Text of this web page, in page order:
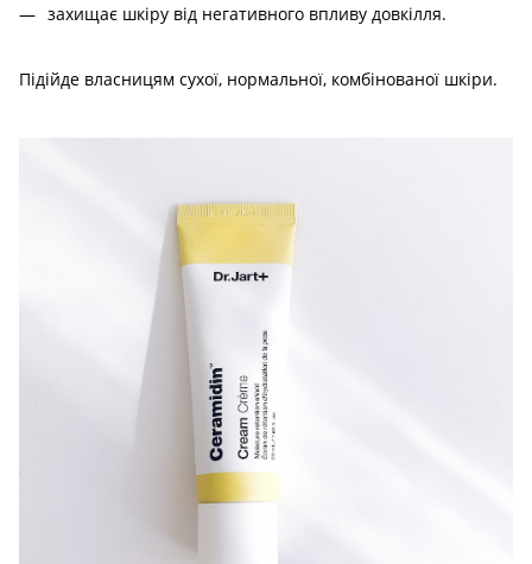
захищає шкіру від негативного впливу довкілля.
Підійде власницям сухої, нормальної, комбінованої шкіри.